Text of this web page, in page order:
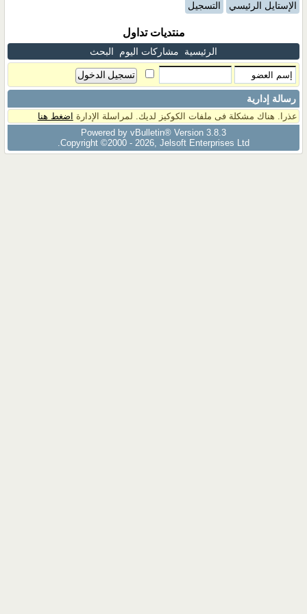
الإستايل الرئيسي التسجيل
منتديات تداول
الرئيسية مشاركات اليوم البحث
رسالة إدارية
عذرا. هناك مشكلة فى ملفات الكوكيز لديك. لمراسلة الإدارة اضغط هنا
Powered by vBulletin® Version 3.8.3
Copyright ©2000 - 2026, Jelsoft Enterprises Ltd.